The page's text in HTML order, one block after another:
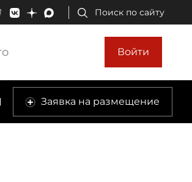
Поиск по сайту
Войти
Заявка на размещение